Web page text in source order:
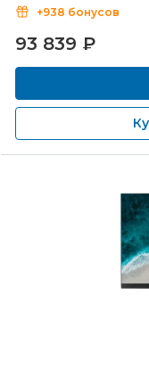
+938 бонусов
93 839 ₽